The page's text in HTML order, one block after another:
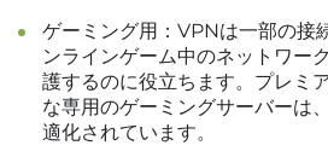
ゲーミング用：VPNは一部の接
ンラインゲーム中のネットワー
護するのに役立ちます。プレミ
な専用のゲーミングサーバーは
適化されています。